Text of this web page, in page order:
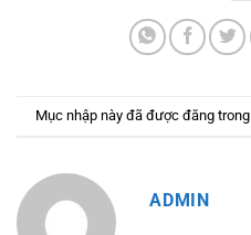
Mục nhập này đã được đăng trong
ADMIN